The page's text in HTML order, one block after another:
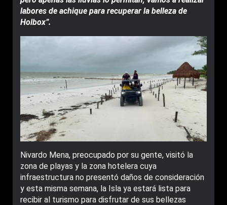
labores de achique para recuperar la belleza de
Holbox”.
Nivardo Mena, preocupado por su gente, visitó la
zona de playas y la zona hotelera cuya
infraestructura no presentó daños de consideración
y esta misma semana, la Isla ya estará lista para
recibir al turismo para disfrutar de sus bellezas